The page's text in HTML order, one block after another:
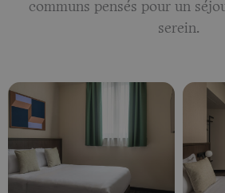
communs pensés pour un
serein.